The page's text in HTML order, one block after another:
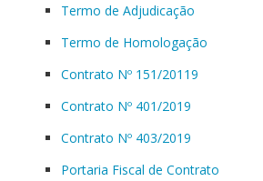
Termo de Adjudicação
Termo de Homologação
Contrato Nº 151/20119
Contrato Nº 401/2019
Contrato Nº 403/2019
Portaria Fiscal de Contrato